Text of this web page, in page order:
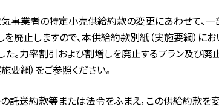
事業者の特定小売供給約款の変更にあわせて、一
廃止しますので、本供給約款別紙（実施要綱）に
。力率割引および割増しを廃止するプラン及び廃
要綱）をご参照ください。
託送約款等または法令をふまえ，この供給約款を